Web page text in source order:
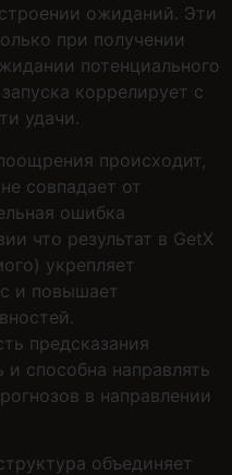
ожиданий. Эти
при получении
потенциального
коррелирует с
удачи.
происходит,
совпадает от
ошибка
что результат в GetX
укрепляет
и повышает
предсказания
способна направлять
в направлении
объединяет